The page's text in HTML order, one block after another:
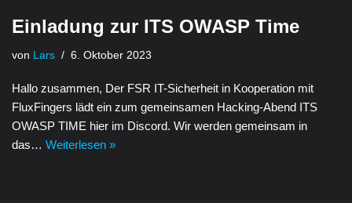
Einladung zur ITS OWASP Time
von Lars 6. Oktober 2023
Hallo zusammen, Der FSR IT-Sicherheit in Kooperation mit
FluxFingers lädt ein zum gemeinsamen Hacking-Abend ITS
OWASP TIME hier im Discord. Wir werden gemeinsam in
das… Weiterlesen »